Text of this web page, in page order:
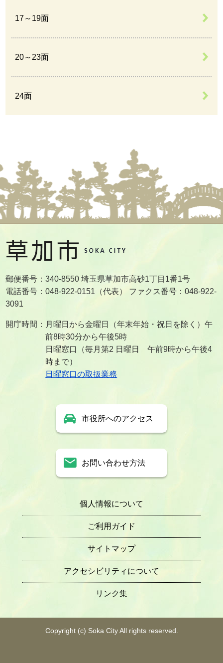
17～19面
20～23面
24面
郵便番号：340-8550 埼玉県草加市高砂1丁目1番1号
電話番号：048-922-0151（代表） ファクス番号：048-922-
3091
開庁時間：月曜日から金曜日（年末年始・祝日を除く）午
前8時30分から午後5時
日曜窓口（毎月第2 日曜日 午前9時から午後4
時まで）
日曜窓口の取扱業務
市役所へのアクセス
お問い合わせ方法
個人情報について
ご利用ガイド
サイトマップ
アクセシビリティについて
リンク集
Copyright (c) Soka City All rights reserved.